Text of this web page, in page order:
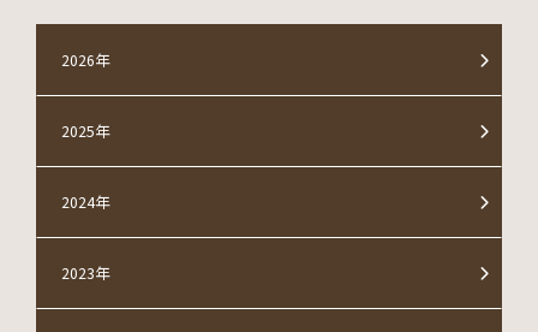
2026年
2025年
2024年
2023年